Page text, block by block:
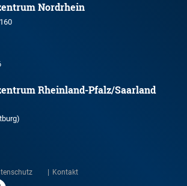
Nordrhein
Rheinland-Pfalz/Saarland
Kontakt